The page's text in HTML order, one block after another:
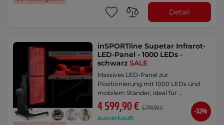
Detail
inSPORTline Supetar Infrarot-
LED-Panel - 1000 LEDs -
schwarzSALE
Massives LED-Panel zur
Positionierung mit 1000 LEDs und
mobilem Ständer, ideal für …
4 599,90 € 6 799,90 €
ausverkauft
-32%